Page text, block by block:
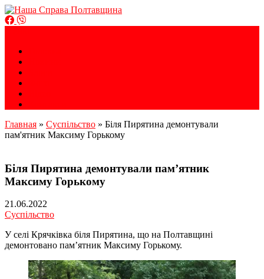
Главная » Суспільство » Біля Пирятина демонтували
пам'ятник Максиму Горькому
Біля Пирятина демонтували пам’ятник
Максиму Горькому
21.06.2022
Суспільство
У селі Крячківка біля Пирятина, що на Полтавщині
демонтовано пам’ятник Максиму Горькому.